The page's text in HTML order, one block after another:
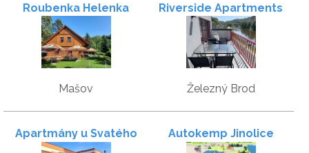
Roubenka Helenka
Mašov
Riverside Apartments
Železný Brod
Apartmány u Svatého
Autokemp Jinolice